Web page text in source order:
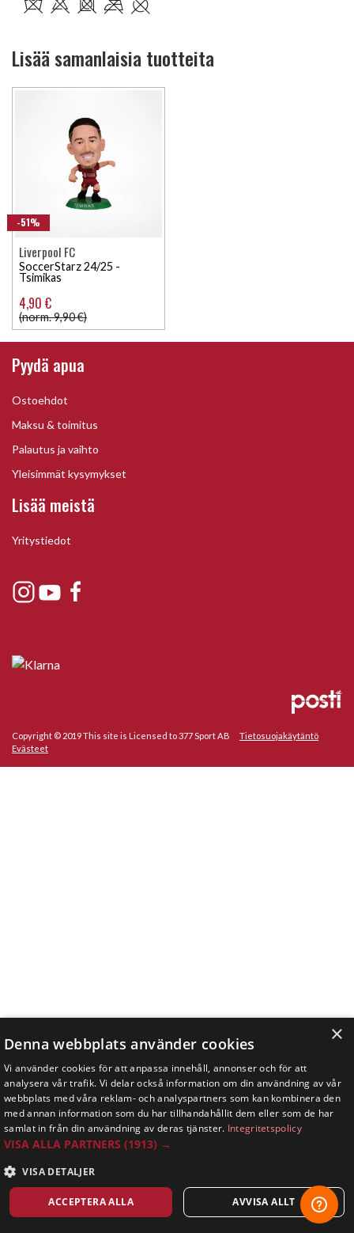
Lisää samanlaisia tuotteita
-51%
Liverpool FC
SoccerStarz 24/25 -
Tsimikas
4,90 €
(norm. 9,90 €)
Pyydä apua
Ostoehdot
Maksu & toimitus
Palautus ja vaihto
Yleisimmät kysymykset
Lisää meistä
Yritystiedot
Copyright © 2019 This site is Licensed to 377 Sport AB
Tietosuojakäytäntö
Evästeet
×
Denna webbplats använder cookies
Vi använder cookies för att anpassa innehåll, annonser och för att
analysera vår trafik. Vi delar också information om din användning av vår
webbplats med våra reklam- och analyspartners som kan kombinera den
med annan information som du har tillhandahållit dem eller som de har
samlat in från din användning av deras tjänster. Integritetspolicy
VISA ALLA PARTNERS (1913) →
VISA DETALJER
ACCEPTERA ALLA AVVISA ALLT